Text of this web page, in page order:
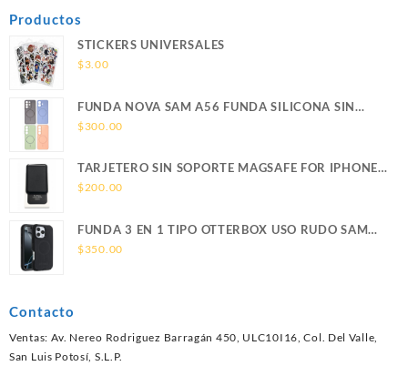
Productos
STICKERS UNIVERSALES
$3.00
FUNDA NOVA SAM A56 FUNDA SILICONA SIN
SOPORTE MAGNETICO SAMSUNG
$300.00
TARJETERO SIN SOPORTE MAGSAFE FOR IPHONE
LEATHER WALLET MAGSAFE
$200.00
FUNDA 3 EN 1 TIPO OTTERBOX USO RUDO SAM
S26 ULTRA SAMSUNG S26 ULTRA
$350.00
Contacto
Ventas: Av. Nereo Rodriguez Barragán 450, ULC10I16, Col. Del Valle,
San Luis Potosí, S.L.P.